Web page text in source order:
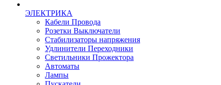
ЭЛЕКТРИКА
Кабели Провода
Розетки Выключатели
Стабилизаторы напряжения
Удлинители Переходники
Светильники Прожектора
Автоматы
Лампы